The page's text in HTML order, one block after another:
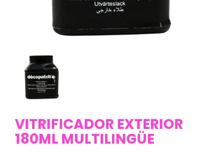
VITRIFICADOR EXTERIOR
180ML MULTILINGÜE